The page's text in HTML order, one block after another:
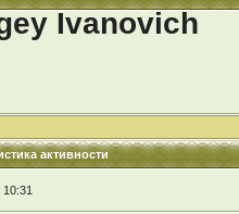
Ivanovich
активности